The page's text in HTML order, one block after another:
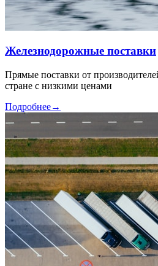
Железнодорожные поставки
Прямые поставки от
стране с низкими ценами
Подробнее→